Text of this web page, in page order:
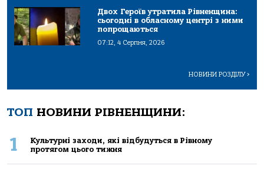
Двох Героїв утратила Рівненщина:
сьогодні в обласному центрі з ними
попрощаються
07:12, 4 Серпня, 2026
НОВИНИ РОЗДІЛУ>
ТОП НОВИНИ РІВНЕНЩИНИ:
1
Культурні заходи, які відбудуться в Рівному
протягом цього тижня